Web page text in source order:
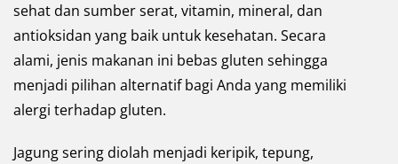
sehat dan sumber serat, vitamin, mineral, dan
antioksidan yang baik untuk kesehatan. Secara
alami, jenis makanan ini bebas gluten sehingga
menjadi pilihan alternatif bagi Anda yang memiliki
alergi terhadap gluten.
Jagung sering diolah menjadi keripik, tepung,